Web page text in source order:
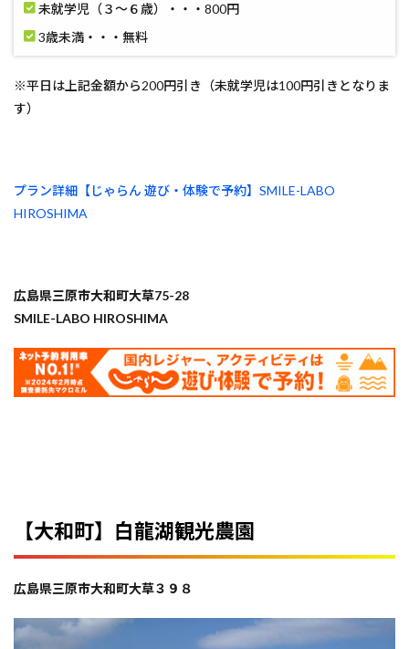
未就学児（３～６歳）・・・800円
3歳未満・・・無料
※平日は上記金額から200円引き（未就学児は100円引きとなりま
す）
プラン詳細【じゃらん 遊び・体験で予約】SMILE-LABO
HIROSHIMA
広島県三原市大和町大草75-28
SMILE-LABO HIROSHIMA
【大和町】白龍湖観光農園
広島県三原市大和町大草３９８